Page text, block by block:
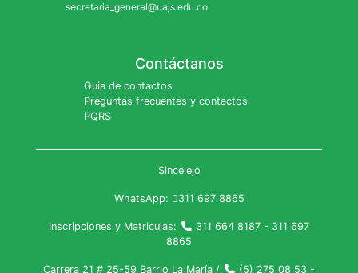
secretaria_general@uajs.edu.co
Contáctanos
Guia de contactos
Preguntas frecuentes y contactos
PQRS
Sincelejo
WhatsApp: 311 697 8865
Inscripciones y Matriculas:
311 664 8187 - 311 697
8865
Carrera 21 # 25-59 Barrio La María / (5) 275 08 53 -